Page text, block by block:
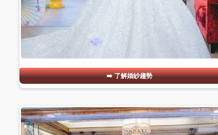
了解婚紗趨勢
#03